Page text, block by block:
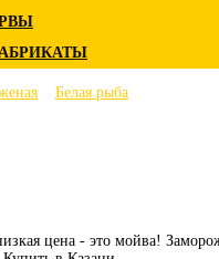
Белая рыба
цена - это мойва!